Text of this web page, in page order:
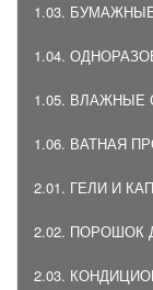
1.03.
1.04.
1.05. ВЛАЖНЫЕ
1.06. ВАТНАЯ
2.01. ГЕЛИ И
2.02. ПОРОШОК
2.03.